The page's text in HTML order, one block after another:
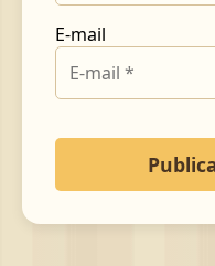
E-mail